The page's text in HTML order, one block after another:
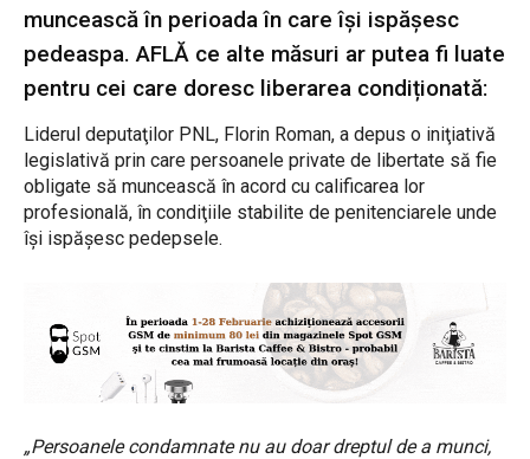
muncească în perioada în care își ispășesc
pedeaspa. AFLĂ ce alte măsuri ar putea fi luate
pentru cei care doresc liberarea condiționată:
Liderul deputaţilor PNL, Florin Roman, a depus o iniţiativă
legislativă prin care persoanele private de libertate să fie
obligate să muncească în acord cu calificarea lor
profesională, în condiţiile stabilite de penitenciarele unde
își ispășesc pedepsele.
„Persoanele condamnate nu au doar dreptul de a munci,